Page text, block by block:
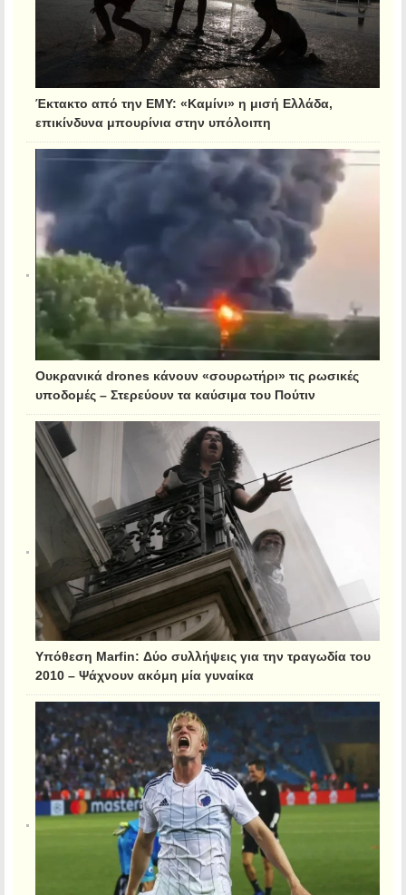
Έκτακτο από την ΕΜΥ: «Καμίνι» η μισή Ελλάδα,
επικίνδυνα μπουρίνια στην υπόλοιπη
Ουκρανικά drones κάνουν «σουρωτήρι» τις ρωσικές
υποδομές – Στερεύουν τα καύσιμα του Πούτιν
Υπόθεση Marfin: Δύο συλλήψεις για την τραγωδία του
2010 – Ψάχνουν ακόμη μία γυναίκα